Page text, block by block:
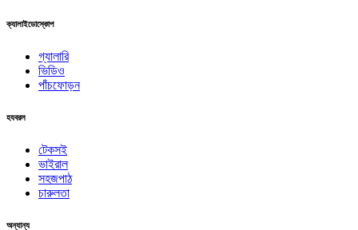
ক্যালাইডোস্কোপ
গ্যালারি
ভিডিও
পাঁচফোড়ন
হযবরল
টেকসই
ভাইরাল
সহজপাঠ
চারুলতা
অন্যান্য